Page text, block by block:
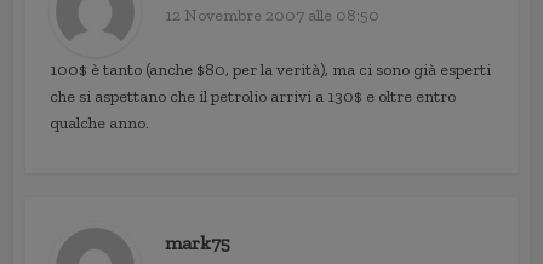
12 Novembre 2007 alle 08:50
100$ è tanto (anche $80, per la verità), ma ci sono già esperti
che si aspettano che il petrolio arrivi a 130$ e oltre entro
qualche anno.
mark75